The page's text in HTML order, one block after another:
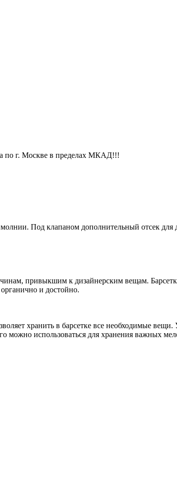
по г. Москве в пределах МКАД!!!
Под клапаном дополнительный отсек для
привыкшим к дизайнерским вещам.
и достойно.
хранить в барсетке все необходимые
можно использоваться для хранения важных